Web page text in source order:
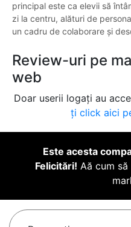
principal este ca elevii să
zi la centru, alături de
un cadru de colaborare și
Review-uri pe
web
Doar userii logați au
ți click aici
Este acesta
Felicitări! Aă cum